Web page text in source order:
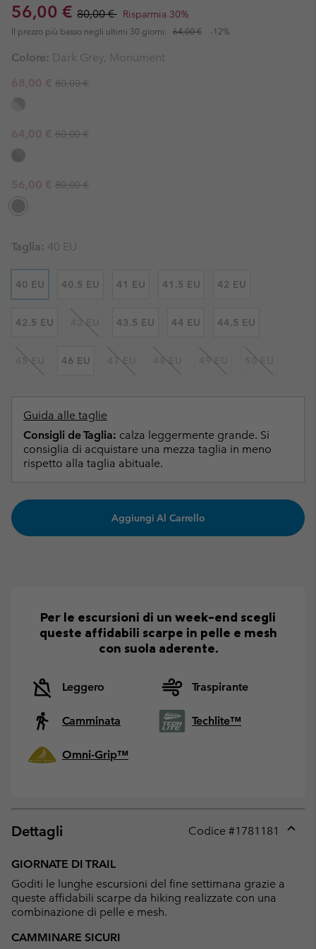
Sale price:
56,00 € Regular price:
80,00 € Risparmia 30%
Il prezzo più basso negli ultimi 30 giorni: 64,00 € -12%
Colore: Dark Grey, Monument
Sale price:
68,00 € Regular price:
80,00 €
Sale price:
64,00 € Regular price:
80,00 €
Sale price:
56,00 € Regular price:
80,00 €
Taglia: 40 EU
40 EU 40.5 EU 41 EU 41.5 EU 42 EU
42.5 EU 43 EU 43.5 EU 44 EU 44.5 EU
45 EU 46 EU 47 EU 48 EU 49 EU 50 EU
Guida alle taglie
Consigli de Taglia: calza leggermente grande. Si
consiglia di acquistare una mezza taglia in meno
rispetto alla taglia abituale.
Aggiungi Al Carrello
Per le escursioni di un week-end scegli
queste affidabili scarpe in pelle e mesh
con suola aderente.
Leggero Traspirante
Camminata Techlite™
Omni-Grip™
Dettagli Codice #1781181
GIORNATE DI TRAIL
Goditi le lunghe escursioni del fine settimana grazie a
queste affidabili scarpe da hiking realizzate con una
combinazione di pelle e mesh.
CAMMINARE SICURI